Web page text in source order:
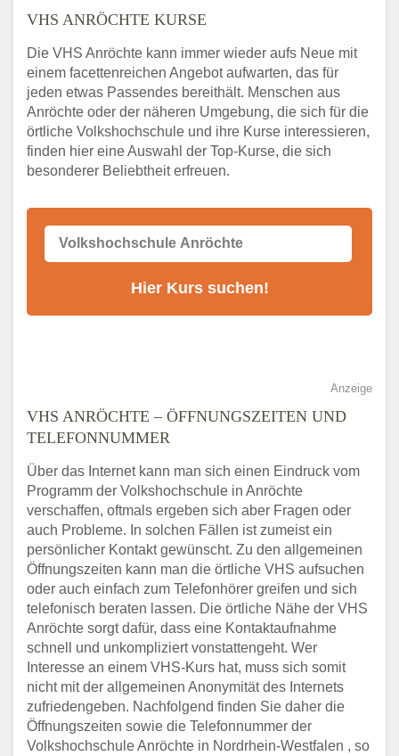
Umgebung
Abendschule Anröchte Kurssuche
VHS Anröchte Kurse
VHS Anröchte – Öffnungszeiten und
Telefonnummer
Stellenangebote der Volkshochschule
Anröchte
Alternativen zum VHS Programm 2026 in
VHS ANRÖCHTE KURSE
Die VHS Anröchte kann immer wieder aufs Neue mit
einem facettenreichen Angebot aufwarten, das für
jeden etwas Passendes bereithält. Menschen aus
Anröchte oder der näheren Umgebung, die sich für die
örtliche Volkshochschule und ihre Kurse interessieren,
finden hier eine Auswahl der Top-Kurse, die sich
besonderer Beliebtheit erfreuen.
Anzeige
VHS ANRÖCHTE – ÖFFNUNGSZEITEN UND
TELEFONNUMMER
Über das Internet kann man sich einen Eindruck vom
Programm der Volkshochschule in Anröchte
verschaffen, oftmals ergeben sich aber Fragen oder
auch Probleme. In solchen Fällen ist zumeist ein
persönlicher Kontakt gewünscht. Zu den allgemeinen
Öffnungszeiten kann man die örtliche VHS aufsuchen
oder auch einfach zum Telefonhörer greifen und sich
telefonisch beraten lassen. Die örtliche Nähe der VHS
Anröchte sorgt dafür, dass eine Kontaktaufnahme
schnell und unkompliziert vonstattengeht. Wer
Interesse an einem VHS-Kurs hat, muss sich somit
nicht mit der allgemeinen Anonymität des Internets
zufriedengeben. Nachfolgend finden Sie daher die
Öffnungszeiten sowie die Telefonnummer der
Volkshochschule Anröchte in Nordrhein-Westfalen , so